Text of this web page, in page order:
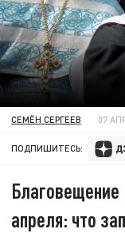
СЕМЁН СЕРГЕЕВ 07
ПОДПИШИТЕСЬ:
апреля: что